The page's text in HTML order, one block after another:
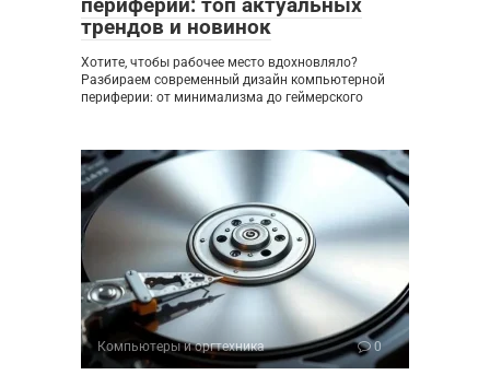
трендов и новинок
Хотите, чтобы рабочее место вдохновляло?
Разбираем современный дизайн компьютерной
периферии: от минимализма до геймерского
Компьютеры и оргтехника 0